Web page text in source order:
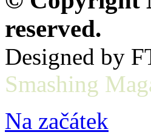
reserved.
Designed by
Smashing
Na začátek